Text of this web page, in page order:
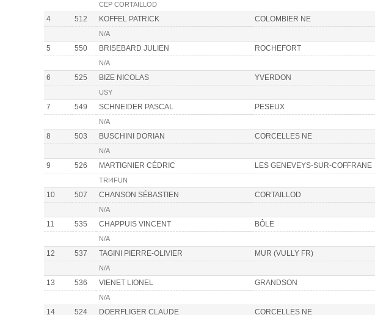
CEP CORTAILLOD
4 512 KOFFEL PATRICK COLOMBIER NE
N/A
5 550 BRISEBARD JULIEN ROCHEFORT
N/A
6 525 BIZE NICOLAS YVERDON
USY
7 549 SCHNEIDER PASCAL PESEUX
N/A
8 503 BUSCHINI DORIAN CORCELLES NE
N/A
9 526 MARTIGNIER CÉDRIC LES GENEVEYS-SUR-COFFRANE
TRI4FUN
10 507 CHANSON SÉBASTIEN CORTAILLOD
N/A
11 535 CHAPPUIS VINCENT BÔLE
N/A
12 537 TAGINI PIERRE-OLIVIER MUR (VULLY FR)
N/A
13 536 VIENET LIONEL GRANDSON
N/A
14 524 DOERFLIGER CLAUDE CORCELLES NE